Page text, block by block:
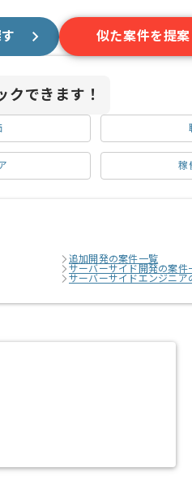
似た案件を提
クできます！
稼
追加開発の案件一覧
サーバーサイド開発の案件
サーバーサイドエンジニア